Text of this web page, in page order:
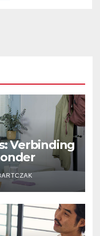
Verbinding
Alleen bij